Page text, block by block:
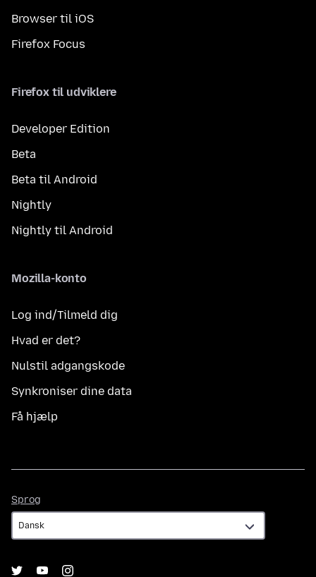
Browser til iOS
Firefox Focus
Firefox til udviklere
Developer Edition
Beta
Beta til Android
Nightly
Nightly til Android
Mozilla-konto
Log ind/Tilmeld dig
Hvad er det?
Nulstil adgangskode
Synkroniser dine data
Få hjælp
Sprog